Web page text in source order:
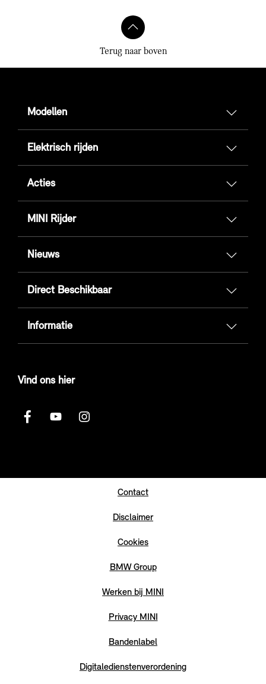
Terug naar boven
Modellen
Elektrisch rijden
Acties
MINI Rijder
Nieuws
Direct Beschikbaar
Informatie
Vind ons hier
Contact
Disclaimer
Cookies
BMW Group
Werken bij MINI
Privacy MINI
Bandenlabel
Digitaledienstenverordening